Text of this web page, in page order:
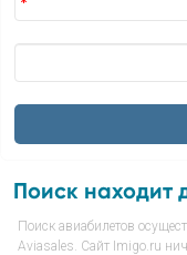
Поиск находит
Поиск авиабилетов
Aviasales. Сайт Imigo.ru